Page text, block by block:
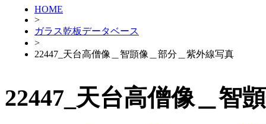
HOME
>
ガラス乾板データベース
>
22447_天台高僧像＿智顗像＿部分＿紫外線写真
22447_天台高僧像＿智